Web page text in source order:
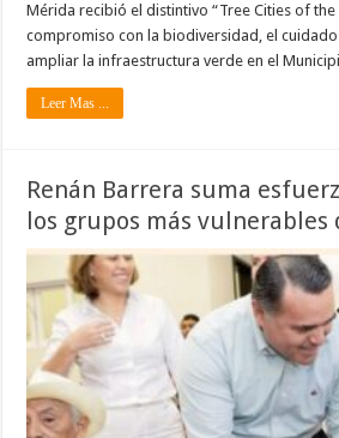
Mérida recibió el distintivo “Tree Cities of the
compromiso con la biodiversidad, el
ampliar la infraestructura verde en el
Leer Mas ...
Renán Barrera suma
los grupos más vulnerables